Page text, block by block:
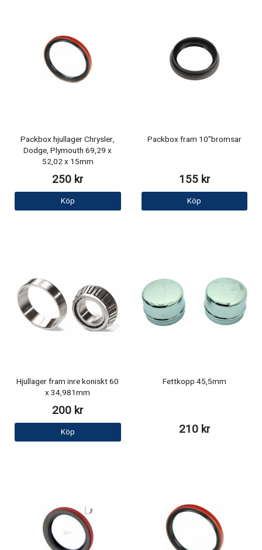
Packbox hjullager Chrysler,
Dodge, Plymouth 69,29 x
52,02 x 15mm
250 kr
Köp
Packbox fram 10"bromsar
155 kr
Köp
Hjullager fram inre koniskt 60
x 34,981mm
200 kr
Köp
Fettkopp 45,5mm
210 kr